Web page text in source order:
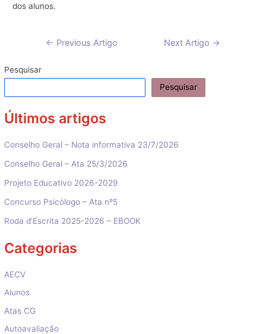
dos alunos.
Navegação
artigos
← Previous Artigo Next Artigo →
Pesquisar
Pesquisar
Últimos artigos
Conselho Geral – Nota informativa 23/7/2026
Conselho Geral – Ata 25/3/2026
Projeto Educativo 2026-2029
Concurso Psicólogo – Ata nº5
Roda d’Escrita 2025-2026 – EBOOK
Categorias
AECV
Alunos
Atas CG
Autoavaliação